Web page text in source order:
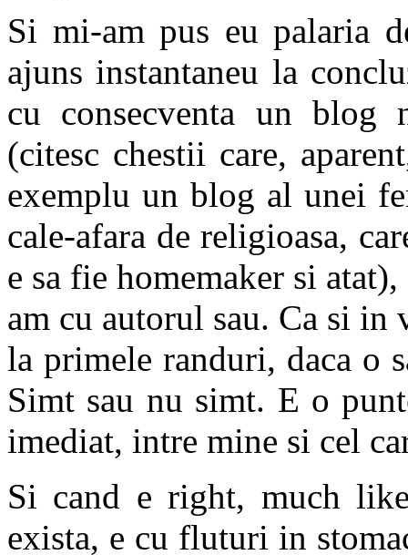
Si mi-am pus eu palaria
ajuns instantaneu la
cu consecventa un blog
(citesc chestii care,
exemplu un blog al unei
cale-afara de religioasa,
e sa fie homemaker si
am cu autorul sau. Ca si in
la primele randuri, daca o
Simt sau nu simt. E o
imediat, intre mine si cel
Si cand e right, much
exista, e cu fluturi in